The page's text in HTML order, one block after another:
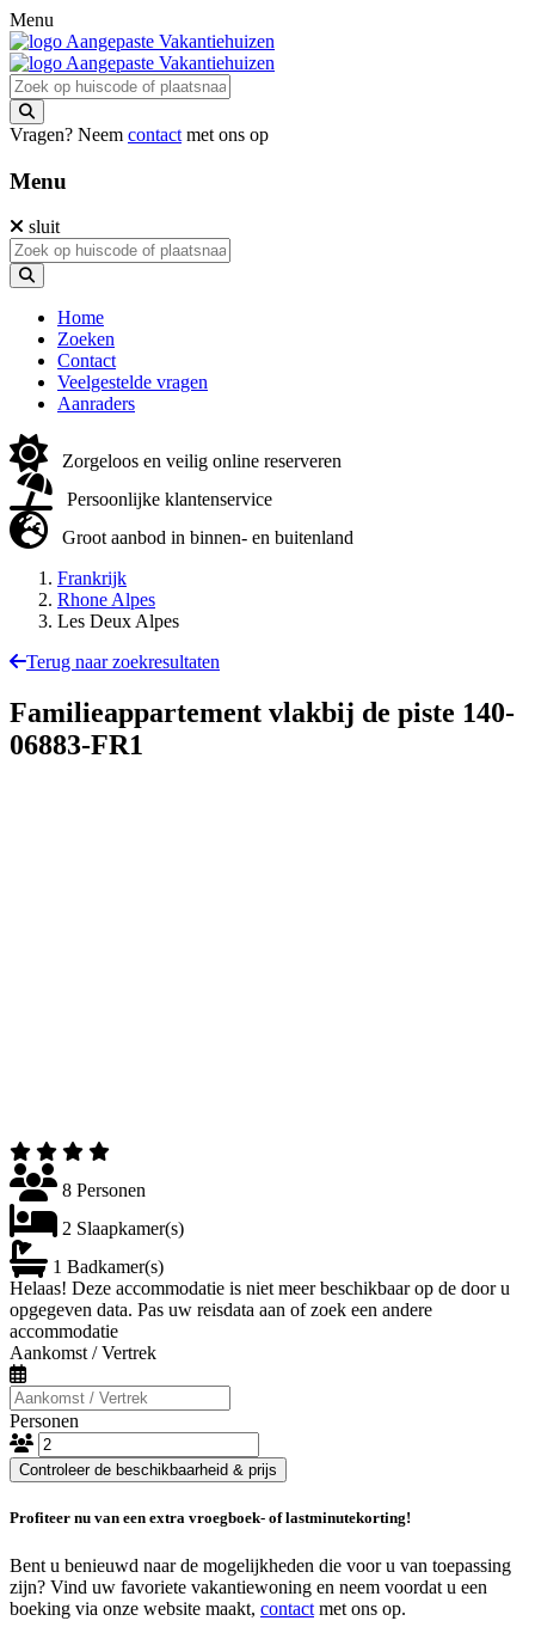
Menu
Vragen? Neem contact met ons op
Menu
sluit
Home
Zoeken
Contact
Veelgestelde vragen
Aanraders
Zorgeloos en veilig online reserveren
Persoonlijke klantenservice
Groot aanbod in binnen- en buitenland
Frankrijk
Rhone Alpes
Les Deux Alpes
Terug naar zoekresultaten
Familieappartement vlakbij de piste 140-
06883-FR1
8 Personen
2 Slaapkamer(s)
1 Badkamer(s)
Helaas! Deze accommodatie is niet meer beschikbaar op de door u
opgegeven data. Pas uw reisdata aan of zoek een andere
accommodatie
Aankomst / Vertrek
Personen
Controleer de beschikbaarheid & prijs
Profiteer nu van een extra vroegboek- of lastminutekorting!
Bent u benieuwd naar de mogelijkheden die voor u van toepassing
zijn? Vind uw favoriete vakantiewoning en neem voordat u een
boeking via onze website maakt, contact met ons op.